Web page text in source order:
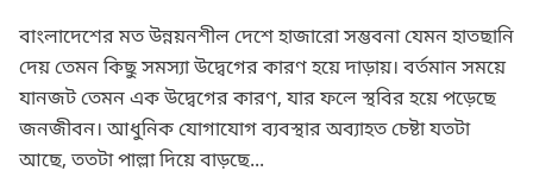
বাংলাদেশের মত উন্নয়নশীল দেশে হাজারো সম্ভবনা যেমন হাতছানি
দেয় তেমন কিছু সমস্যা উদ্বেগের কারণ হয়ে দাড়ায়। বর্তমান সময়ে
যানজট তেমন এক উদ্বেগের কারণ, যার ফলে স্থবির হয়ে পড়েছে
জনজীবন। আধুনিক যোগাযোগ ব্যবস্থার অব্যাহত চেষ্টা যতটা
আছে, ততটা পাল্লা দিয়ে বাড়ছে...